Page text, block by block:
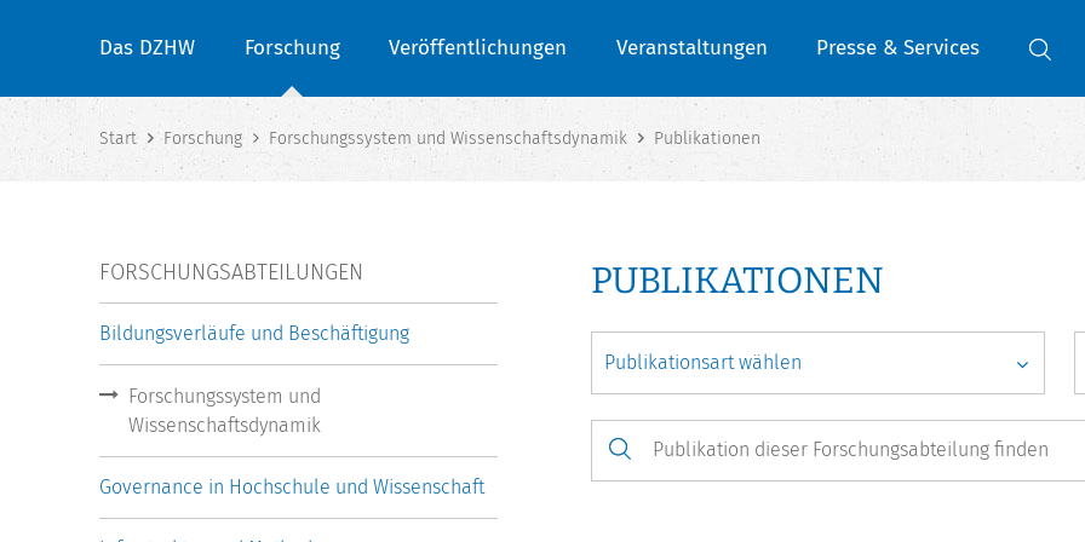
Das DZHW Forschung Veröffentlichungen Veranstaltungen Presse & Services
Start Forschung Forschungssystem und Wissenschaftsdynamik Publikationen
PUBLIKATIONEN
FORSCHUNGSABTEILUNGEN
Bildungsverläufe und Beschäftigung
Forschungssystem und
Wissenschaftsdynamik
Governance in Hochschule und Wissenschaft